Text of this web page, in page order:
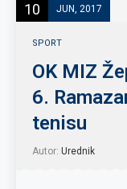
10 JUN, 2017
SPORT
OK MIZ
6.
tenisu
Autor: Urednik